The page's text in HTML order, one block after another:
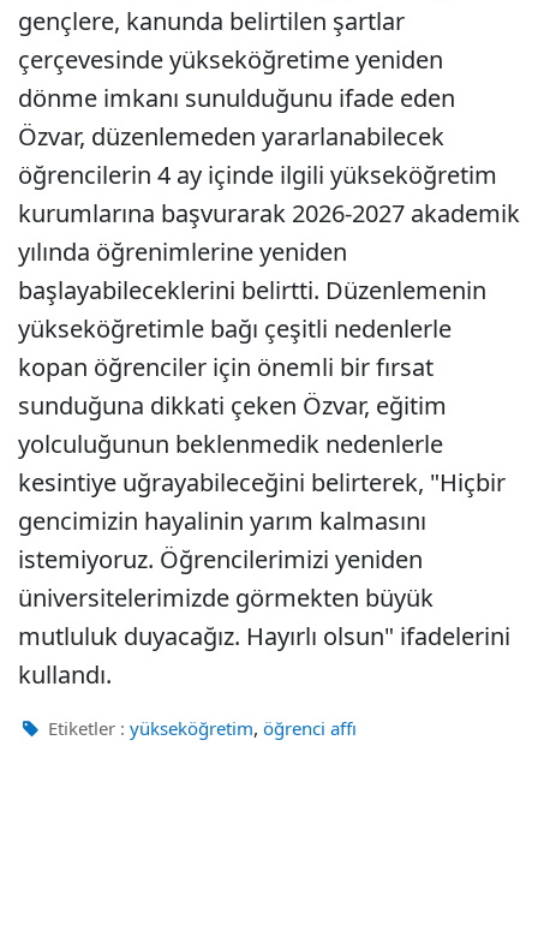
gençlere, kanunda belirtilen şartlar
çerçevesinde yükseköğretime yeniden
dönme imkanı sunulduğunu ifade eden
Özvar, düzenlemeden yararlanabilecek
öğrencilerin 4 ay içinde ilgili yükseköğretim
kurumlarına başvurarak 2026-2027 akademik
yılında öğrenimlerine yeniden
başlayabileceklerini belirtti. Düzenlemenin
yükseköğretimle bağı çeşitli nedenlerle
kopan öğrenciler için önemli bir fırsat
sunduğuna dikkati çeken Özvar, eğitim
yolculuğunun beklenmedik nedenlerle
kesintiye uğrayabileceğini belirterek, "Hiçbir
gencimizin hayalinin yarım kalmasını
istemiyoruz. Öğrencilerimizi yeniden
üniversitelerimizde görmekten büyük
mutluluk duyacağız. Hayırlı olsun" ifadelerini
kullandı.
Etiketler : yükseköğretim, öğrenci affı